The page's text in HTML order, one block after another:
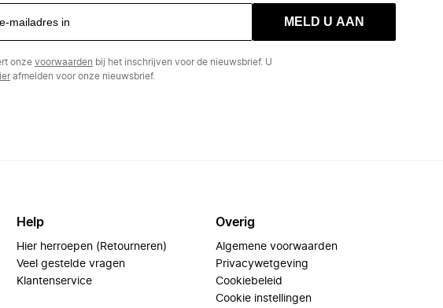
MELD U AAN
onze voorwaarden bij het inschrijven voor de nieuwsbrief. U
afmelden voor onze nieuwsbrief.
Help
Hier herroepen (Retourneren)
Veel gestelde vragen
Klantenservice
Overig
Algemene voorwaarden
Privacywetgeving
Cookiebeleid
Cookie instellingen